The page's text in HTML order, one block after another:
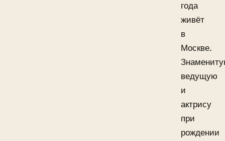
года
живёт
в
Москве.
ведущую
и
актрису
при
рождении